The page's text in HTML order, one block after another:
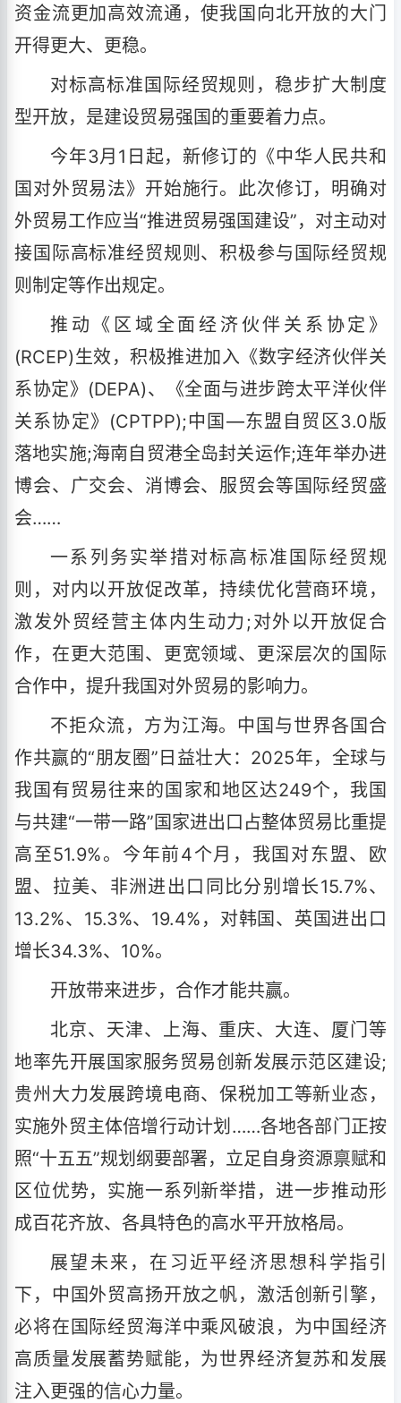
资金流更加高效流通，使我国向北开放的大门
开得更大、更稳。
对标高标准国际经贸规则，稳步扩大制度
型开放，是建设贸易强国的重要着力点。
今年3月1日起，新修订的《中华人民共和
国对外贸易法》开始施行。此次修订，明确对
外贸易工作应当“推进贸易强国建设”，对主动对
接国际高标准经贸规则、积极参与国际经贸规
则制定等作出规定。
推动《区域全面经济伙伴关系协定》
(RCEP)生效，积极推进加入《数字经济伙伴关
系协定》(DEPA)、《全面与进步跨太平洋伙伴
关系协定》(CPTPP);中国—东盟自贸区3.0版
落地实施;海南自贸港全岛封关运作;连年举办进
博会、广交会、消博会、服贸会等国际经贸盛
会……
一系列务实举措对标高标准国际经贸规
则，对内以开放促改革，持续优化营商环境，
激发外贸经营主体内生动力;对外以开放促合
作，在更大范围、更宽领域、更深层次的国际
合作中，提升我国对外贸易的影响力。
不拒众流，方为江海。中国与世界各国合
作共赢的“朋友圈”日益壮大：2025年，全球与
我国有贸易往来的国家和地区达249个，我国
与共建“一带一路”国家进出口占整体贸易比重提
高至51.9%。今年前4个月，我国对东盟、欧
盟、拉美、非洲进出口同比分别增长15.7%、
13.2%、15.3%、19.4%，对韩国、英国进出口
增长34.3%、10%。
开放带来进步，合作才能共赢。
北京、天津、上海、重庆、大连、厦门等
地率先开展国家服务贸易创新发展示范区建设;
贵州大力发展跨境电商、保税加工等新业态，
实施外贸主体倍增行动计划……各地各部门正按
照“十五五”规划纲要部署，立足自身资源禀赋和
区位优势，实施一系列新举措，进一步推动形
成百花齐放、各具特色的高水平开放格局。
展望未来，在习近平经济思想科学指引
下，中国外贸高扬开放之帆，激活创新引擎，
必将在国际经贸海洋中乘风破浪，为中国经济
高质量发展蓄势赋能，为世界经济复苏和发展
注入更强的信心力量。